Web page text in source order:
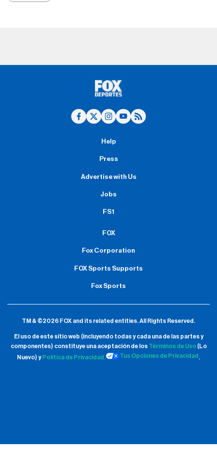
Help
Press
Advertise with Us
Jobs
FS1
FOX
Fox Corporation
FOX Sports Supports
Fox Sports
TM & ©2026 FOX and its related entities.All Rights Reserved.
El uso de este sitio web (incluyendo todas y cada una de las partes y
componentes) constituye una aceptación de los Términos de Uso(Lo
Nuevo) y Política de Privacidad. Tus Opciones de Privacidad .